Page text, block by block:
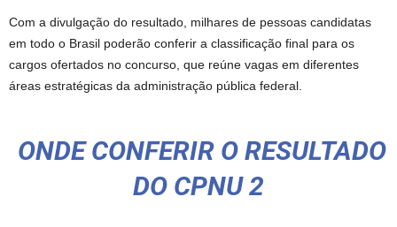
Com a divulgação do resultado, milhares de pessoas candidatas
em todo o Brasil poderão conferir a classificação final para os
cargos ofertados no concurso, que reúne vagas em diferentes
áreas estratégicas da administração pública federal.
ONDE CONFERIR O RESULTADO
DO CPNU 2